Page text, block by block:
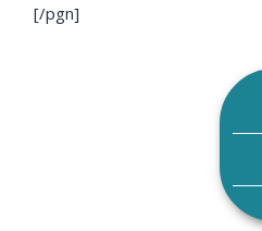
[/pgn]